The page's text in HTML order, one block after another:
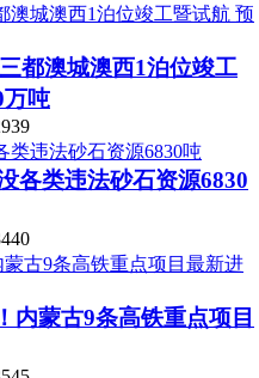
都澳城澳西1泊位竣工
万吨
各类违法砂石资源6830
内蒙古9条高铁重点项目